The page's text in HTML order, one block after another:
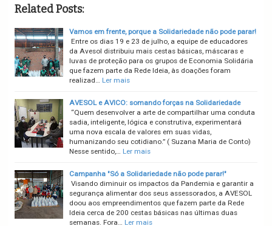
Related Posts:
Vamos em frente, porque a Solidariedade não pode parar!
Entre os dias 19 e 23 de julho, a equipe de educadores
da Avesol distribuiu mais cestas básicas, máscaras e
luvas de proteção para os grupos de Economia Solidária
que fazem parte da Rede Ideia, às doações foram
realizad… Ler mais
AVESOL e AVICO: somando forças na Solidariedade
“Quem desenvolver a arte de compartilhar uma conduta
sadia, inteligente, lógica e construtiva, experimentará
uma nova escala de valores em suas vidas,
humanizando seu cotidiano.” ( Suzana Maria de Conto)
Nesse sentido,… Ler mais
Campanha "Só a Solidariedade não pode parar!"
Visando diminuir os impactos da Pandemia e garantir a
segurança alimentar dos seus assessorados, a AVESOL
doou aos empreendimentos que fazem parte da Rede
Ideia cerca de 200 cestas básicas nas últimas duas
semanas. Fora… Ler mais